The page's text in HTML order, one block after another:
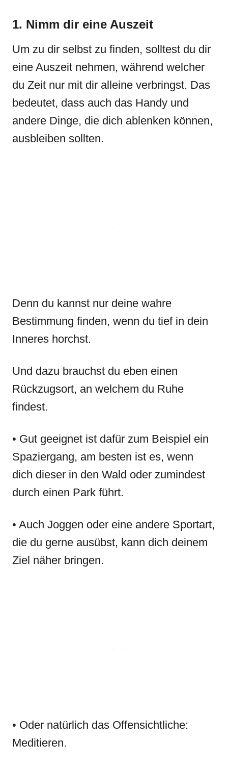
1. Nimm dir eine Auszeit
Um zu dir selbst zu finden, solltest du dir
eine Auszeit nehmen, während welcher
du Zeit nur mit dir alleine verbringst. Das
bedeutet, dass auch das Handy und
andere Dinge, die dich ablenken können,
ausbleiben sollten.
Denn du kannst nur deine wahre
Bestimmung finden, wenn du tief in dein
Inneres horchst.
Und dazu brauchst du eben einen
Rückzugsort, an welchem du Ruhe
findest.
• Gut geeignet ist dafür zum Beispiel ein
Spaziergang, am besten ist es, wenn
dich dieser in den Wald oder zumindest
durch einen Park führt.
• Auch Joggen oder eine andere Sportart,
die du gerne ausübst, kann dich deinem
Ziel näher bringen.
• Oder natürlich das Offensichtliche:
Meditieren.